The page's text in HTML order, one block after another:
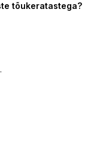
tõukeratastega?